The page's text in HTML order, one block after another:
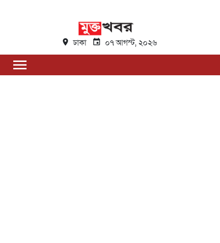
ঢাকা ০৭ আগস্ট, ২০২৬